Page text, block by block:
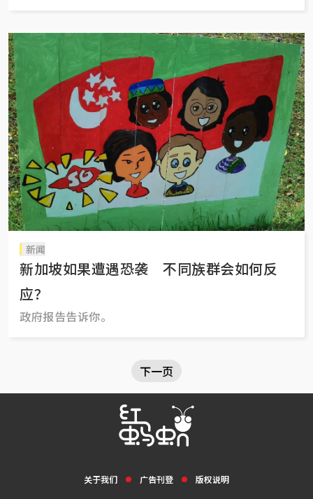
新闻
新加坡如果遭遇恐袭 不同族群会如何反
应？
政府报告告诉你。
下一页
关于我们 广告刊登 版权说明